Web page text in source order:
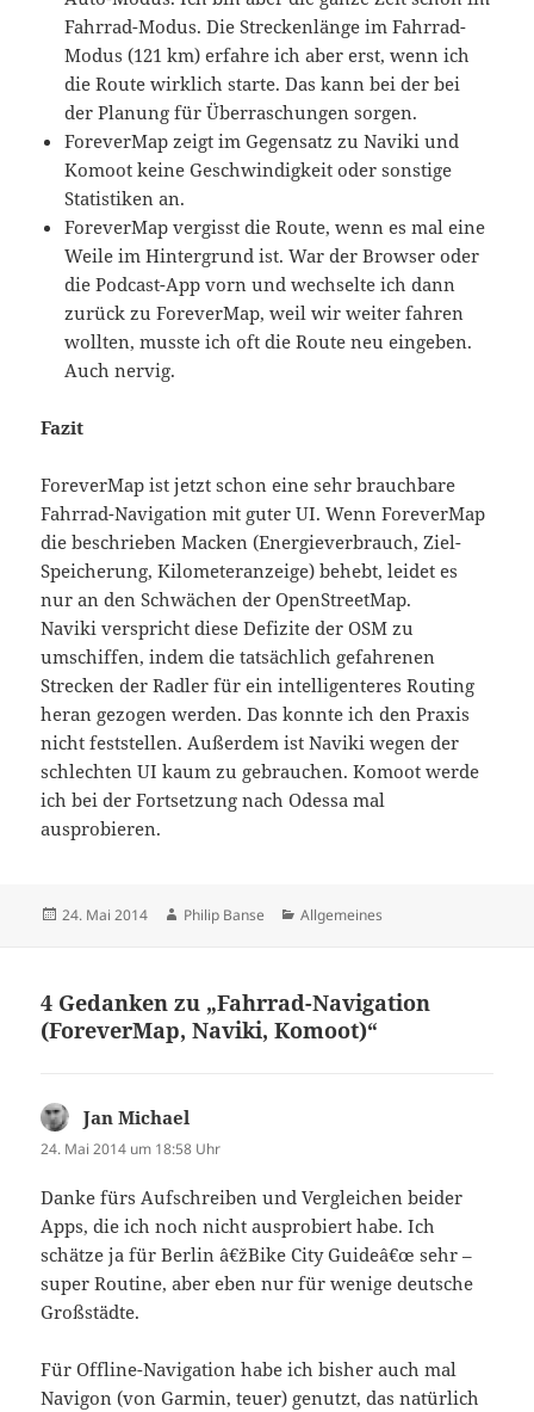
Fahrrad-Modus. Die Streckenlänge im Fahrrad-
Modus (121 km) erfahre ich aber erst, wenn ich
die Route wirklich starte. Das kann bei der bei
der Planung für Überraschungen sorgen.
ForeverMap zeigt im Gegensatz zu Naviki und
Komoot keine Geschwindigkeit oder sonstige
Statistiken an.
ForeverMap vergisst die Route, wenn es mal eine
Weile im Hintergrund ist. War der Browser oder
die Podcast-App vorn und wechselte ich dann
zurück zu ForeverMap, weil wir weiter fahren
wollten, musste ich oft die Route neu eingeben.
Auch nervig.
Fazit
ForeverMap ist jetzt schon eine sehr brauchbare
Fahrrad-Navigation mit guter UI. Wenn ForeverMap
die beschrieben Macken (Energieverbrauch, Ziel-
Speicherung, Kilometeranzeige) behebt, leidet es
nur an den Schwächen der OpenStreetMap.
Naviki verspricht diese Defizite der OSM zu
umschiffen, indem die tatsächlich gefahrenen
Strecken der Radler für ein intelligenteres Routing
heran gezogen werden. Das konnte ich den Praxis
nicht feststellen. Außerdem ist Naviki wegen der
schlechten UI kaum zu gebrauchen. Komoot werde
ich bei der Fortsetzung nach Odessa mal
ausprobieren.
Veröffentlicht
24. Mai 2014 Autor
Philip Banse Kategorien
Allgemeines
4 Gedanken zu „Fahrrad-Navigation
(ForeverMap, Naviki, Komoot)“
Jan Michael
24. Mai 2014 um 18:58 Uhr
Danke fürs Aufschreiben und Vergleichen beider
Apps, die ich noch nicht ausprobiert habe. Ich
schätze ja für Berlin â€žBike City Guideâ€œ sehr –
super Routine, aber eben nur für wenige deutsche
Großstädte.
Für Offline-Navigation habe ich bisher auch mal
Navigon (von Garmin, teuer) genutzt, das natürlich